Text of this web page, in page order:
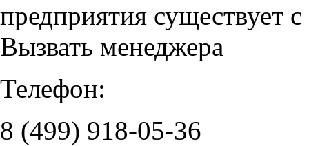
предприятия существует
Вызвать менеджера
Телефон:
8 (499) 918-05-36